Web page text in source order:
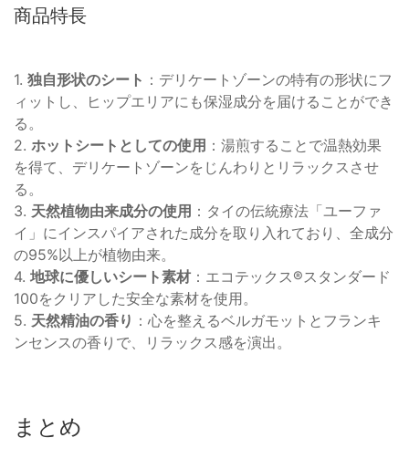
商品特長
1. 独自形状のシート ：デリケートゾーンの特有の形状にフ
ィットし、ヒップエリアにも保湿成分を届けることができ
る。
2. ホットシートとしての使用 ：湯煎することで温熱効果
を得て、デリケートゾーンをじんわりとリラックスさせ
る。
3. 天然植物由来成分の使用 ：タイの伝統療法「ユーファ
イ」にインスパイアされた成分を取り入れており、全成分
の95%以上が植物由来。
4. 地球に優しいシート素材 ：エコテックス®スタンダード
100をクリアした安全な素材を使用。
5. 天然精油の香り ：心を整えるベルガモットとフランキ
ンセンスの香りで、リラックス感を演出。
まとめ